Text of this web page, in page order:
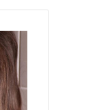
الموت
يفجع
أنغام